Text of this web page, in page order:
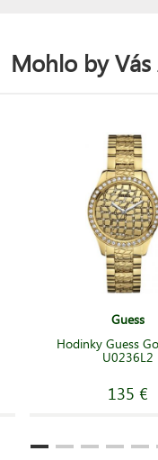
Mohlo by
Guess
Hodinky Guess
U0236L2
135 €